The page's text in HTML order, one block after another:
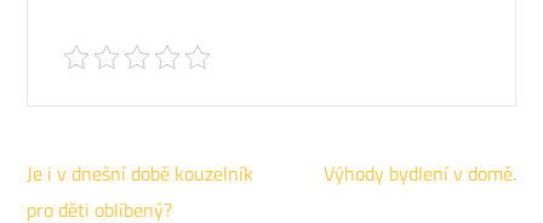
Navigace
pro
Je i v dnešní době kouzelník
pro děti oblíbený?
Výhody bydlení v domě.